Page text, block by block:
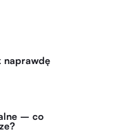
naprawdę
– co